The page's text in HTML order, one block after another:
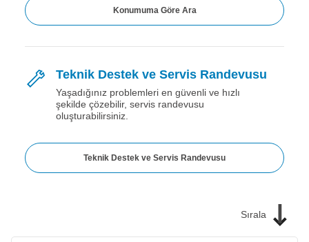
Teknik Destek ve Servis Randevusu
Yaşadığınız problemleri en güvenli ve hızlı
şekilde çözebilir, servis randevusu
oluşturabilirsiniz.
Sırala